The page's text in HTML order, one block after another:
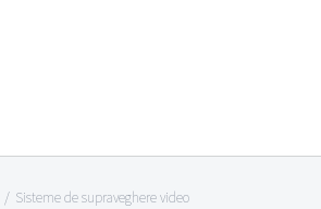
Sisteme de supraveghere video